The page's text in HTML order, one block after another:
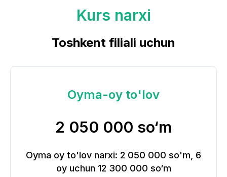
Kurs narxi
Toshkent filiali uchun
Oyma-oy to'lov
2 050 000 so‘m
Oyma oy to'lov narxi: 2 050 000 so'm, 6
oy uchun 12 300 000 so‘m